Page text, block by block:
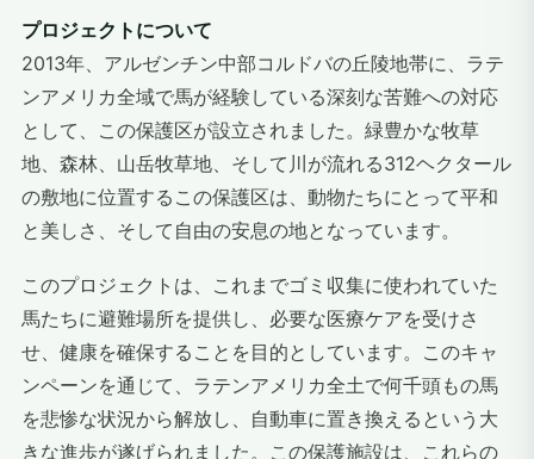
プロジェクトについて
2013年、アルゼンチン中部コルドバの丘陵地帯に、ラテ
ンアメリカ全域で馬が経験している深刻な苦難への対応
として、この保護区が設立されました。緑豊かな牧草
地、森林、山岳牧草地、そして川が流れる312ヘクタール
の敷地に位置するこの保護区は、動物たちにとって平和
と美しさ、そして自由の安息の地となっています。
このプロジェクトは、これまでゴミ収集に使われていた
馬たちに避難場所を提供し、必要な医療ケアを受けさ
せ、健康を確保することを目的としています。このキャ
ンペーンを通じて、ラテンアメリカ全土で何千頭もの馬
を悲惨な状況から解放し、自動車に置き換えるという大
きな進歩が遂げられました。この保護施設は、これらの